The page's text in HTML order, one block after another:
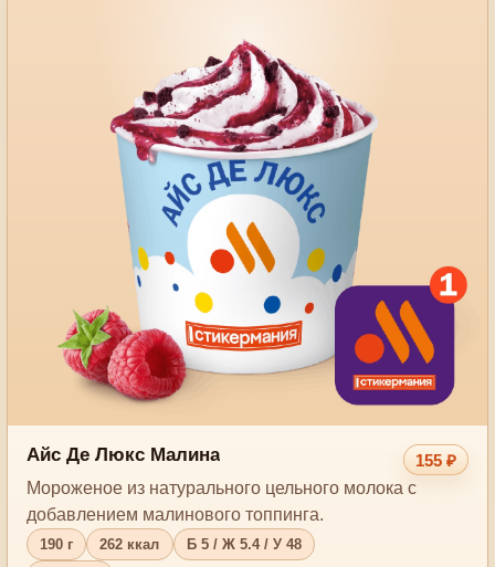
Айс Де Люкс Малина
155 ₽
Мороженое из натурального цельного молока с
добавлением малинового топпинга.
190 г 262 ккал
Б 5 / Ж 5.4 / У 48